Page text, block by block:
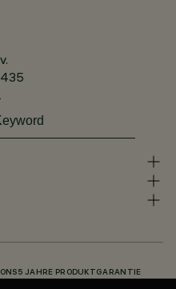
5 JAHRE PRODUKTGARANTIE